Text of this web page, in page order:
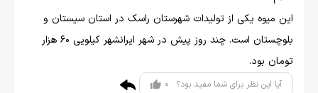
این میوه یکی از تولیدات شهرستان راسک در استان سیستان و
بلوچستان است. چند روز پیش در شهر ایرانشهر کیلویی ۶۰ هزار
تومان بود.
آیا این نظر برای شما مفید بود؟ 0